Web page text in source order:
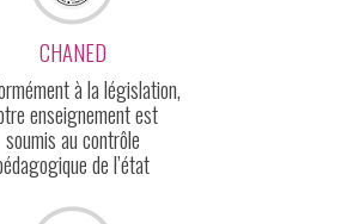
CHANED
à la législation,
enseignement est
soumis au contrôle
de l’état